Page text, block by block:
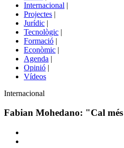
Internacional |
Projectes |
Jurídic |
Tecnològic |
Formació |
Econòmic |
Agenda |
Opinió |
Vídeos
Àmbit
la
Internacional
Fabian Mohedano: "Cal
Comparteix